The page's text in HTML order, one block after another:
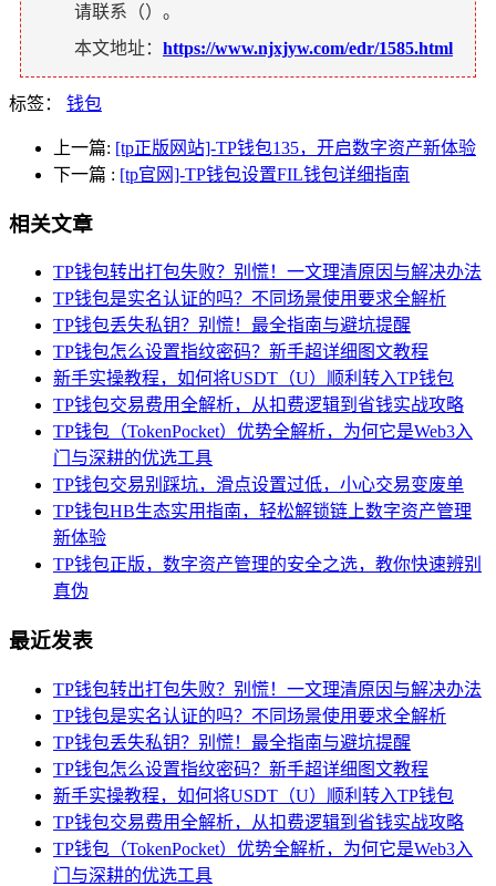
请联系（）。
本文地址： https://www.njxjyw.com/edr/1585.html
标签： 钱包
上一篇: [tp正版网站]-TP钱包135，开启数字资产新体验
下一篇 : [tp官网]-TP钱包设置FIL钱包详细指南
相关文章
TP钱包转出打包失败？别慌！一文理清原因与解决办法
TP钱包是实名认证的吗？不同场景使用要求全解析
TP钱包丢失私钥？别慌！最全指南与避坑提醒
TP钱包怎么设置指纹密码？新手超详细图文教程
新手实操教程，如何将USDT（U）顺利转入TP钱包
TP钱包交易费用全解析，从扣费逻辑到省钱实战攻略
TP钱包（TokenPocket）优势全解析，为何它是Web3入
门与深耕的优选工具
TP钱包交易别踩坑，滑点设置过低，小心交易变废单
TP钱包HB生态实用指南，轻松解锁链上数字资产管理
新体验
TP钱包正版，数字资产管理的安全之选，教你快速辨别
真伪
最近发表
TP钱包转出打包失败？别慌！一文理清原因与解决办法
TP钱包是实名认证的吗？不同场景使用要求全解析
TP钱包丢失私钥？别慌！最全指南与避坑提醒
TP钱包怎么设置指纹密码？新手超详细图文教程
新手实操教程，如何将USDT（U）顺利转入TP钱包
TP钱包交易费用全解析，从扣费逻辑到省钱实战攻略
TP钱包（TokenPocket）优势全解析，为何它是Web3入
门与深耕的优选工具